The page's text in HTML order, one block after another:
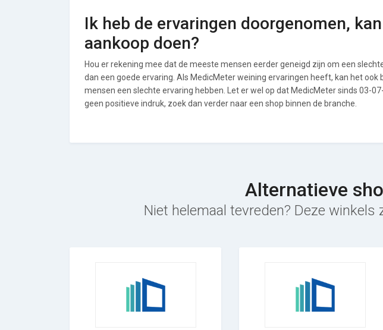
Ik heb de ervaringen doorgenomen,
aankoop doen?
Hou er rekening mee dat de meeste mensen eerder geneigd zijn om een
dan een goede ervaring. Als MedicMeter weining ervaringen heeft, kan het ook
mensen een slechte ervaring hebben. Let er wel op dat MedicMeter sinds 03-
geen positieve indruk, zoek dan verder naar een shop binnen de branche.
Alternatieve
Niet helemaal tevreden? Deze